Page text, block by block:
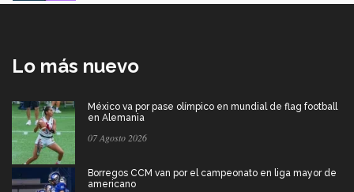
Lo más nuevo
México va por pase olímpico en mundial de flag football
en Alemania
07 Agosto 2026
Borregos CCM van por el campeonato en liga mayor de
americano